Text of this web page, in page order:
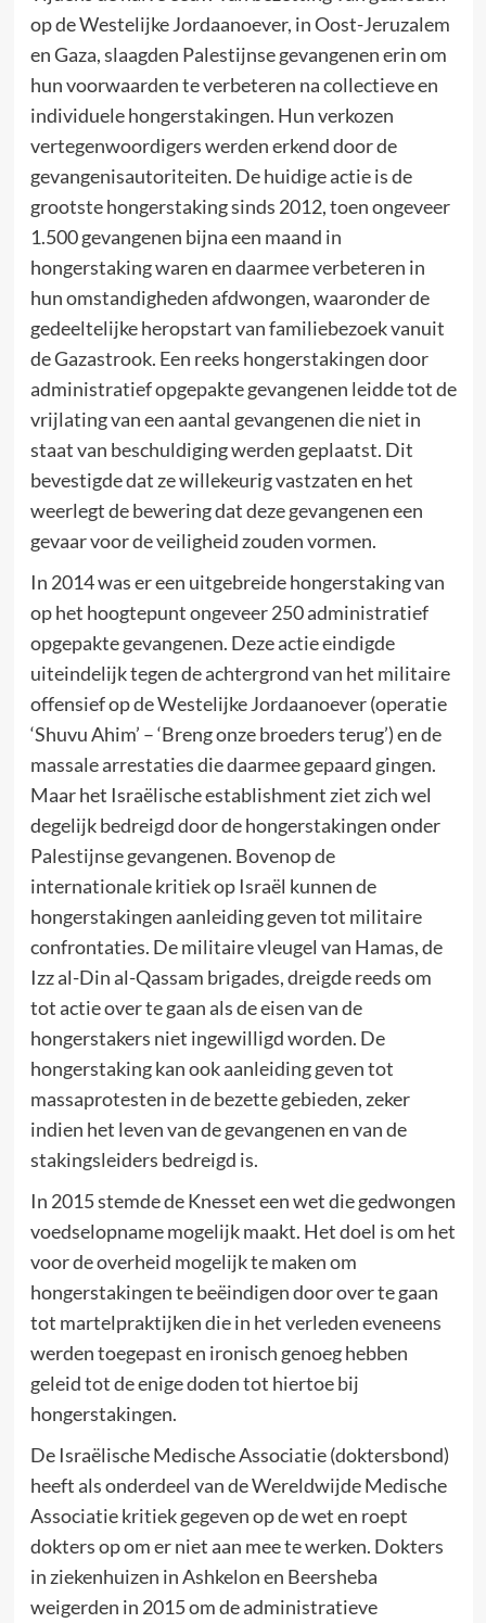
op de Westelijke Jordaanoever, in Oost-Jeruzalem
en Gaza, slaagden Palestijnse gevangenen erin om
hun voorwaarden te verbeteren na collectieve en
individuele hongerstakingen. Hun verkozen
vertegenwoordigers werden erkend door de
gevangenisautoriteiten. De huidige actie is de
grootste hongerstaking sinds 2012, toen ongeveer
1.500 gevangenen bijna een maand in
hongerstaking waren en daarmee verbeteren in
hun omstandigheden afdwongen, waaronder de
gedeeltelijke heropstart van familiebezoek vanuit
de Gazastrook. Een reeks hongerstakingen door
administratief opgepakte gevangenen leidde tot de
vrijlating van een aantal gevangenen die niet in
staat van beschuldiging werden geplaatst. Dit
bevestigde dat ze willekeurig vastzaten en het
weerlegt de bewering dat deze gevangenen een
gevaar voor de veiligheid zouden vormen.
In 2014 was er een uitgebreide hongerstaking van
op het hoogtepunt ongeveer 250 administratief
opgepakte gevangenen. Deze actie eindigde
uiteindelijk tegen de achtergrond van het militaire
offensief op de Westelijke Jordaanoever (operatie
‘Shuvu Ahim’ – ‘Breng onze broeders terug’) en de
massale arrestaties die daarmee gepaard gingen.
Maar het Israëlische establishment ziet zich wel
degelijk bedreigd door de hongerstakingen onder
Palestijnse gevangenen. Bovenop de
internationale kritiek op Israël kunnen de
hongerstakingen aanleiding geven tot militaire
confrontaties. De militaire vleugel van Hamas, de
Izz al-Din al-Qassam brigades, dreigde reeds om
tot actie over te gaan als de eisen van de
hongerstakers niet ingewilligd worden. De
hongerstaking kan ook aanleiding geven tot
massaprotesten in de bezette gebieden, zeker
indien het leven van de gevangenen en van de
stakingsleiders bedreigd is.
In 2015 stemde de Knesset een wet die gedwongen
voedselopname mogelijk maakt. Het doel is om het
voor de overheid mogelijk te maken om
hongerstakingen te beëindigen door over te gaan
tot martelpraktijken die in het verleden eveneens
werden toegepast en ironisch genoeg hebben
geleid tot de enige doden tot hiertoe bij
hongerstakingen.
De Israëlische Medische Associatie (doktersbond)
heeft als onderdeel van de Wereldwijde Medische
Associatie kritiek gegeven op de wet en roept
dokters op om er niet aan mee te werken. Dokters
in ziekenhuizen in Ashkelon en Beersheba
weigerden in 2015 om de administratieve